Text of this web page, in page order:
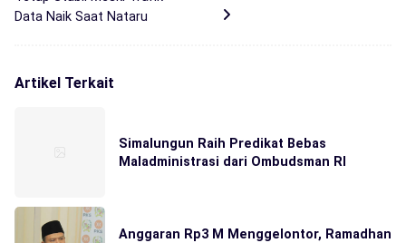
Data Naik Saat Nataru
Artikel Terkait
Simalungun Raih Predikat Bebas
Maladministrasi dari Ombudsman RI
Anggaran Rp3 M Menggelontor, Ramadhan